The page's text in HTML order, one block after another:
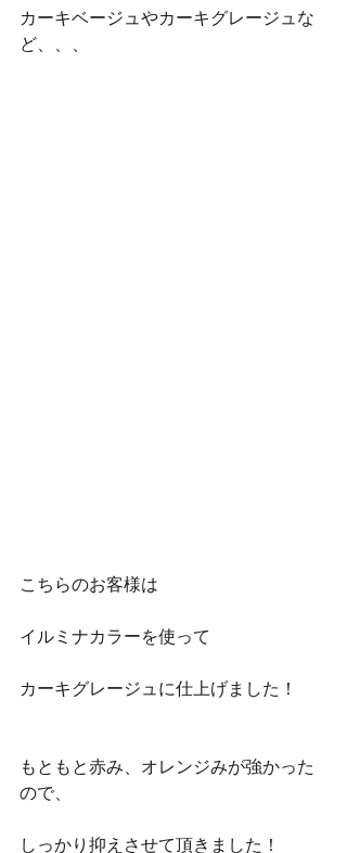
カーキベージュやカーキグレージュな
ど、、、
こちらのお客様は
イルミナカラーを使って
カーキグレージュに仕上げました！
もともと赤み、オレンジみが強かった
ので、
しっかり抑えさせて頂きました！